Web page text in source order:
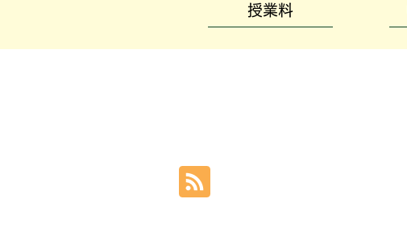
授業料